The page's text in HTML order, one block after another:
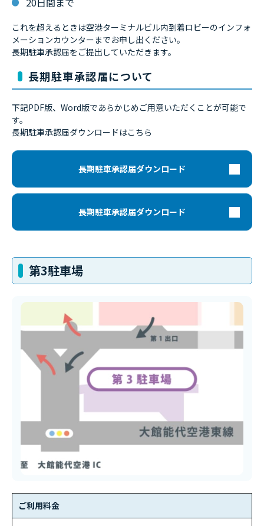
これを超えるときは空港ターミナルビル内到着ロビーのインフォ
メーションカウンターまでお申し出ください。
長期駐車承認届をご提出していただきます。
長期駐車承認届について
下記PDF版、Word版であらかじめご用意いただくことが可能で
す。
長期駐車承認届ダウンロードはこちら
長期駐車承認届ダウンロード
長期駐車承認届ダウンロード
第3駐車場
ご利用料金